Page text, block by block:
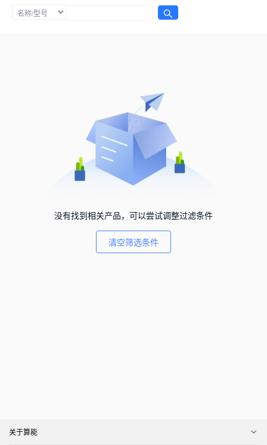
没有找到相关产品，可以尝试调整过滤条件
清空筛选条件
关于算能